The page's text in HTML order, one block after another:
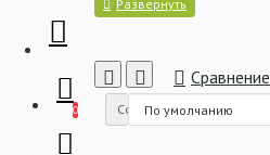
0 Сортировка: